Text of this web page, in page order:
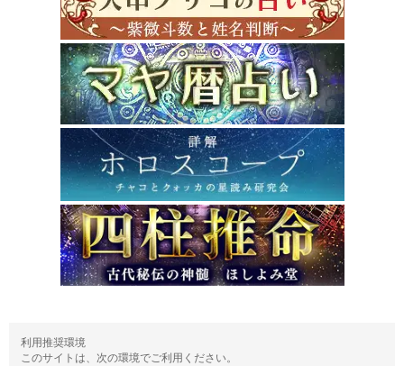
利用推奨環境
このサイトは、次の環境でご利用ください。